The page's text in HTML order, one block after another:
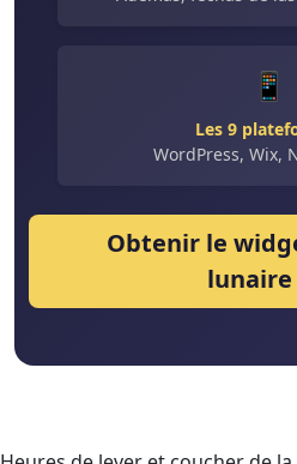
📱
Les 9
WordPress, Wix,
Obtenir le
lunaire